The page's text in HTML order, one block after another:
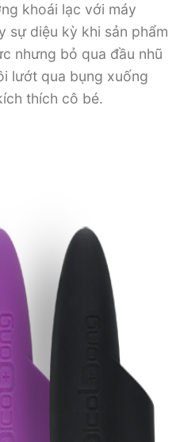
khoái lạc với máy
sự diệu kỳ khi sản phẩm
nhưng bỏ qua đầu nhũ
lướt qua bụng xuống
thích cô bé.